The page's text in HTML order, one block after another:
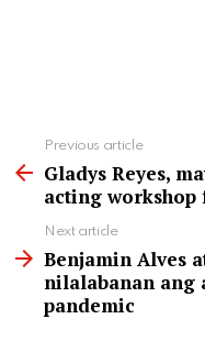
more
Previous article
Gladys Reyes,
acting
Next article
Benjamin Alves
nilalabanan ang
pandemic